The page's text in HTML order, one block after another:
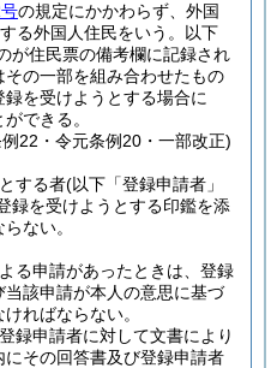
の規定にかかわらず、外国
る外国人住民をいう。以下
が住民票の備考欄に記録され
の一部を組み合わせたもの
を受けようとする場合に
できる。
22・令元条例20・一部改正)
する者(以下「登録申請者」
録を受けようとする印鑑を添
ない。
る申請があったときは、登録
該申請が本人の意思に基づ
ればならない。
録申請者に対して文書により
その回答書及び登録申請者